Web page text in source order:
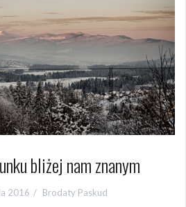
bliżej nam znanym
2016 Brodaty Paskud